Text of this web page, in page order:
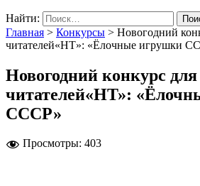
Найти:
Главная > Конкурсы > Новогодний
читателей«НТ»: «Ёлочные игрушки
Новогодний конкурс для
читателей«НТ»:
СССР»
Просмотры: 403